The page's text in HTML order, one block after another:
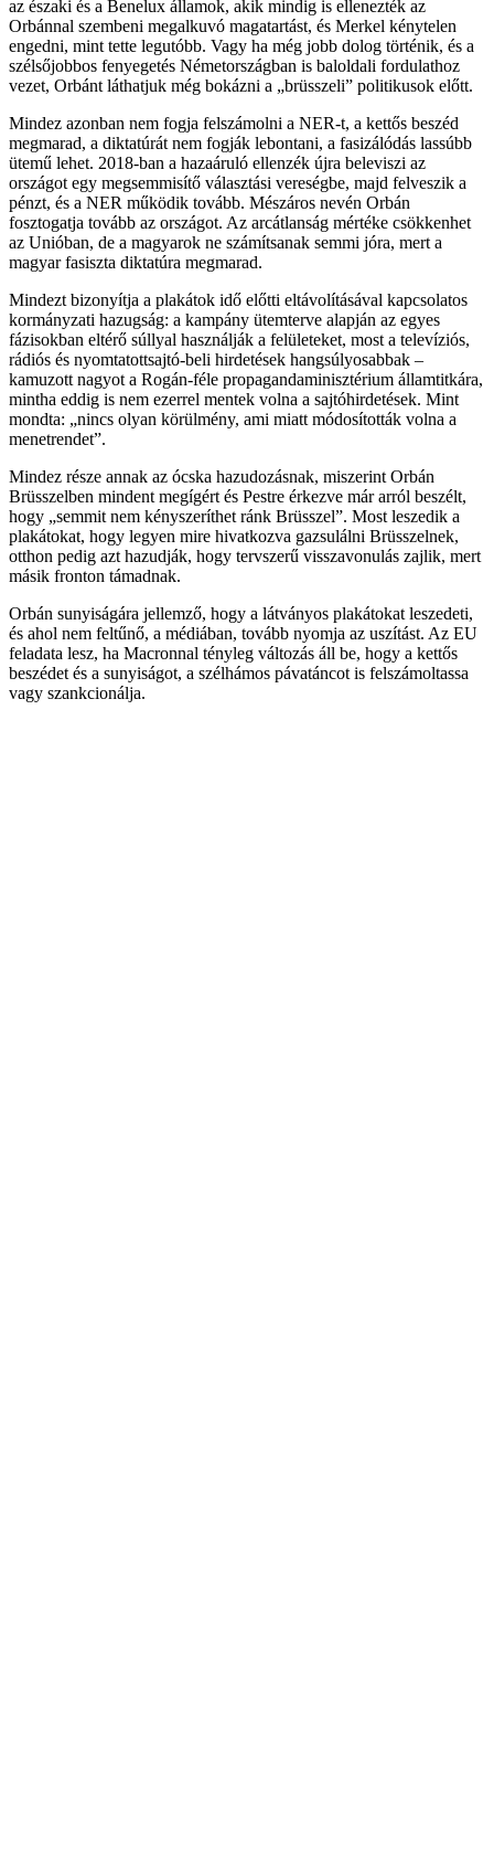
az északi és a Benelux államok, akik mindig is ellenezték az
Orbánnal szembeni megalkuvó magatartást, és Merkel kénytelen
engedni, mint tette legutóbb. Vagy ha még jobb dolog történik, és a
szélsőjobbos fenyegetés Németországban is baloldali fordulathoz
vezet, Orbánt láthatjuk még bokázni a „brüsszeli” politikusok előtt.
Mindez azonban nem fogja felszámolni a NER-t, a kettős beszéd
megmarad, a diktatúrát nem fogják lebontani, a fasizálódás lassúbb
ütemű lehet. 2018-ban a hazaáruló ellenzék újra beleviszi az
országot egy megsemmisítő választási vereségbe, majd felveszik a
pénzt, és a NER működik tovább. Mészáros nevén Orbán
fosztogatja tovább az országot. Az arcátlanság mértéke csökkenhet
az Unióban, de a magyarok ne számítsanak semmi jóra, mert a
magyar fasiszta diktatúra megmarad.
Mindezt bizonyítja a plakátok idő előtti eltávolításával kapcsolatos
kormányzati hazugság: a kampány ütemterve alapján az egyes
fázisokban eltérő súllyal használják a felületeket, most a televíziós,
rádiós és nyomtatottsajtó-beli hirdetések hangsúlyosabbak –
kamuzott nagyot a Rogán-féle propagandaminisztérium államtitkára,
mintha eddig is nem ezerrel mentek volna a sajtóhirdetések. Mint
mondta: „nincs olyan körülmény, ami miatt módosították volna a
menetrendet”.
Mindez része annak az ócska hazudozásnak, miszerint Orbán
Brüsszelben mindent megígért és Pestre érkezve már arról beszélt,
hogy „semmit nem kényszeríthet ránk Brüsszel”. Most leszedik a
plakátokat, hogy legyen mire hivatkozva gazsulálni Brüsszelnek,
otthon pedig azt hazudják, hogy tervszerű visszavonulás zajlik, mert
másik fronton támadnak.
Orbán sunyiságára jellemző, hogy a látványos plakátokat leszedeti,
és ahol nem feltűnő, a médiában, tovább nyomja az uszítást. Az EU
feladata lesz, ha Macronnal tényleg változás áll be, hogy a kettős
beszédet és a sunyiságot, a szélhámos pávatáncot is felszámoltassa
vagy szankcionálja.